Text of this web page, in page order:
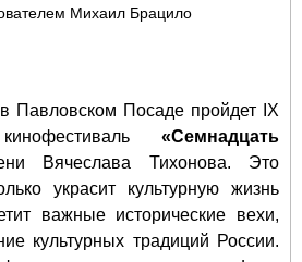
Михаил Брацило
Павловском Посаде пройдет IX
«Семнадцать
Вячеслава Тихонова. Это
украсит культурную жизнь
важные исторические вехи,
культурных традиций России.